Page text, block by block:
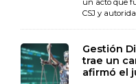
un acto que
CSJ y
Gestión
trae un
afirmó el